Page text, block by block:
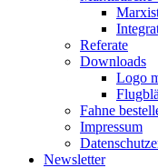
Referate
Downloads
Logo
Fahne
Impressum
Newsletter